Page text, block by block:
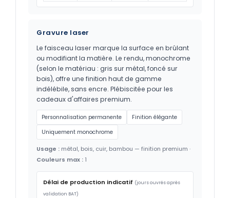
Gravure laser
Le faisceau laser marque la surface en brûlant
ou modifiant la matière. Le rendu, monochrome
(selon le matériau : gris sur métal, foncé sur
bois), offre une finition haut de gamme
indélébile, sans encre. Plébiscitée pour les
cadeaux d'affaires premium.
Personnalisation permanente
Finition élégante
Uniquement monochrome
Usage : métal, bois, cuir, bambou — finition premium ·
Couleurs max : 1
Délai de production indicatif (jours ouvrés après
validation BAT)